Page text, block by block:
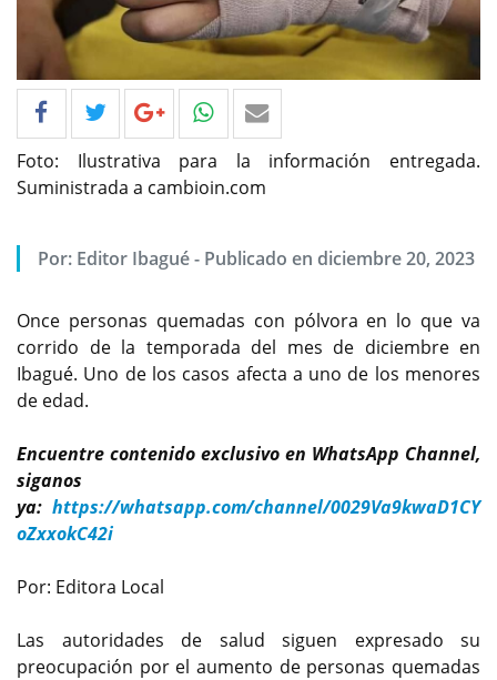
Foto: Ilustrativa para la información entregada.
Suministrada a cambioin.com
Por: Editor Ibagué - Publicado en diciembre 20, 2023
Once personas quemadas con pólvora en lo que va
corrido de la temporada del mes de diciembre en
Ibagué. Uno de los casos afecta a uno de los menores
de edad.
Encuentre contenido exclusivo en WhatsApp Channel,
siganos
ya: https://whatsapp.com/channel/0029Va9kwaD1CY
oZxxokC42i
Por: Editora Local
Las autoridades de salud siguen expresado su
preocupación por el aumento de personas quemadas